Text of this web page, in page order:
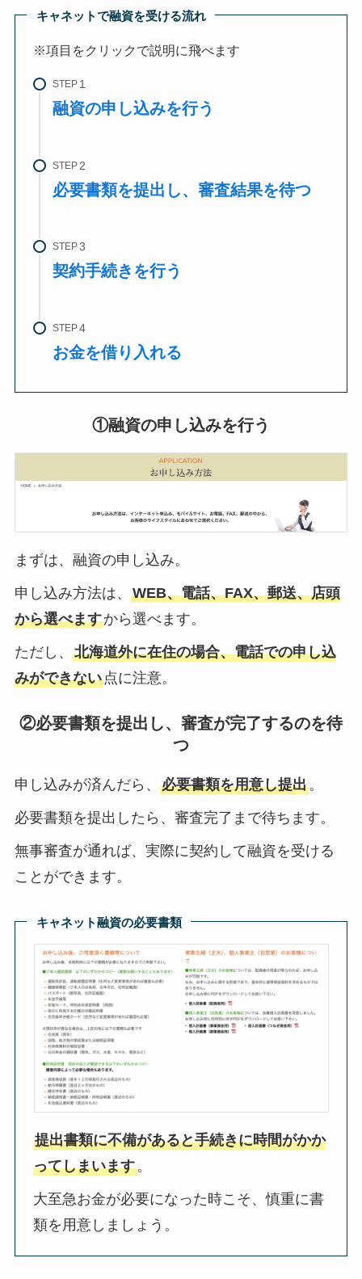
キャネットで融資を受ける流れ
※項目をクリックで説明に飛べます
STEP
融資の申し込みを行う
STEP
必要書類を提出し、審査結果を待つ
STEP
契約手続きを行う
STEP
お金を借り入れる
①融資の申し込みを行う
まずは、融資の申し込み。
申し込み方法は、 WEB、電話、FAX、郵送、店頭
から選べますから選べます。
ただし、 北海道外に在住の場合、電話での申し込
みができない点に注意。
②必要書類を提出し、審査が完了するのを待
つ
申し込みが済んだら、 必要書類を用意し提出。
必要書類を提出したら、審査完了まで待ちます。
無事審査が通れば、実際に契約して融資を受ける
ことができます。
キャネット融資の必要書類
提出書類に不備があると手続きに時間がかか
ってしまいます。
大至急お金が必要になった時こそ、慎重に書
類を用意しましょう。